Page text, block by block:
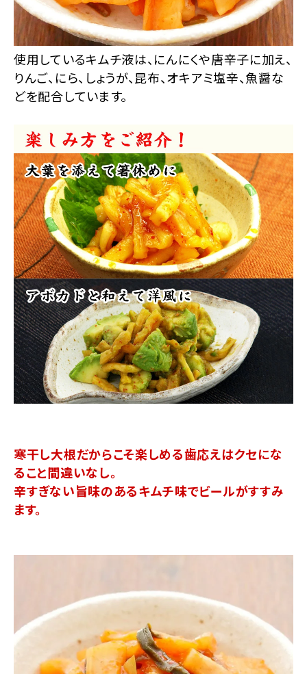
使用しているキムチ液は、にんにくや唐辛子に加え、
りんご、にら、しょうが、昆布、オキアミ塩辛、魚醤な
どを配合しています。
寒干し大根だからこそ楽しめる歯応えはクセにな
ること間違いなし。
辛すぎない旨味のあるキムチ味でビールがすすみ
ます。